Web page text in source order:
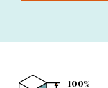
100%